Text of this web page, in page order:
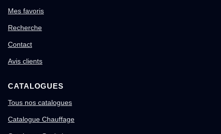
Mes favoris
Recherche
Contact
Avis clients
CATALOGUES
Tous nos catalogues
Catalogue Chauffage